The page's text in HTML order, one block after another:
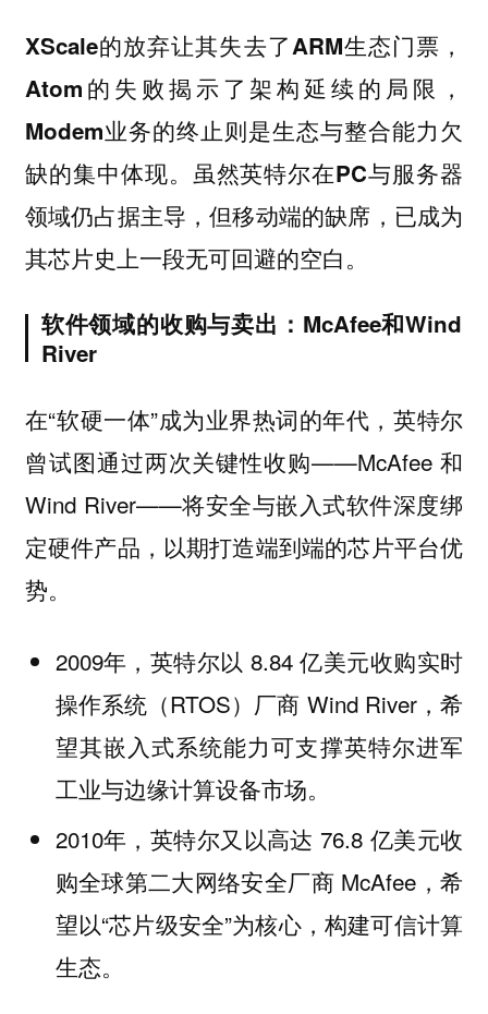
XScale的放弃让其失去了ARM生态门票，
Atom的失败揭示了架构延续的局限，
Modem业务的终止则是生态与整合能力欠
缺的集中体现。虽然英特尔在PC与服务器
领域仍占据主导，但移动端的缺席，已成为
其芯片史上一段无可回避的空白。
软件领域的收购与卖出：McAfee和Wind
River
在“软硬一体”成为业界热词的年代，英特尔
曾试图通过两次关键性收购——McAfee 和
Wind River——将安全与嵌入式软件深度绑
定硬件产品，以期打造端到端的芯片平台优
势。
2009年，英特尔以 8.84 亿美元收购实时
操作系统（RTOS）厂商 Wind River，希
望其嵌入式系统能力可支撑英特尔进军
工业与边缘计算设备市场。
2010年，英特尔又以高达 76.8 亿美元收
购全球第二大网络安全厂商 McAfee，希
望以“芯片级安全”为核心，构建可信计算
生态。